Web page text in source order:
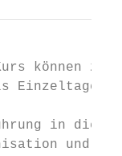
können
Einzeltage
in die
und